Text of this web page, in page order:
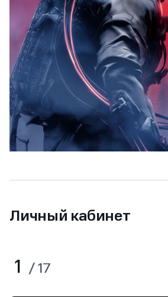
Личный кабинет
1 / 17